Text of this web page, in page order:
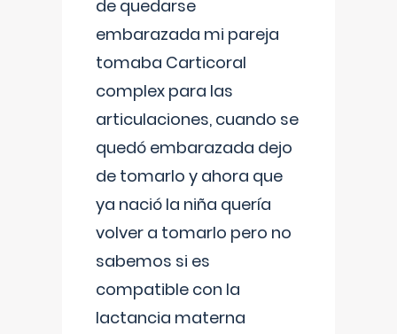
de quedarse
embarazada mi pareja
tomaba Carticoral
complex para las
articulaciones, cuando se
quedó embarazada dejo
de tomarlo y ahora que
ya nació la niña quería
volver a tomarlo pero no
sabemos si es
compatible con la
lactancia materna